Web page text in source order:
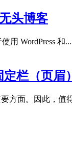
头博客
用 WordPress 和...
栏（页眉）
方面。因此，值